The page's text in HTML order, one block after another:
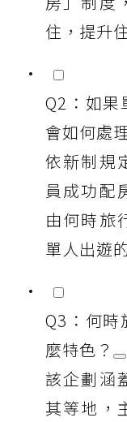
住，提升
Q2：如果
會如何處
依新制規
員成功配
由何時旅
單人出遊
Q3：何時
麼特色？
該企劃涵
其等地，